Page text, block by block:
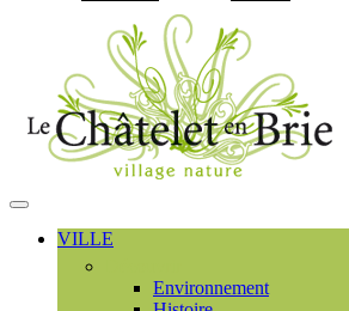
MENU
PRINCIPAL
VILLE
Environnement